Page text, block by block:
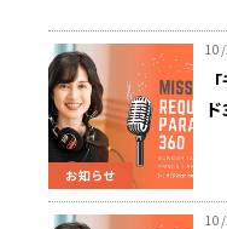
お知らせ